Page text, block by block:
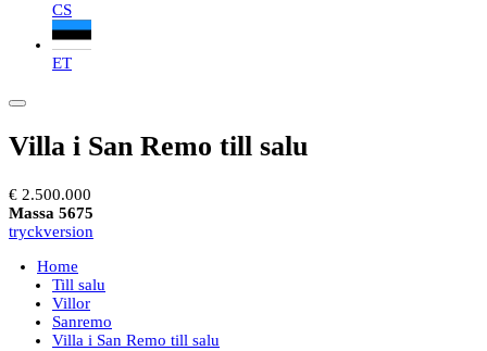
CS
ET
Villa i San Remo till salu
€ 2.500.000
Massa 5675
tryckversion
Home
Till salu
Villor
Sanremo
Villa i San Remo till salu